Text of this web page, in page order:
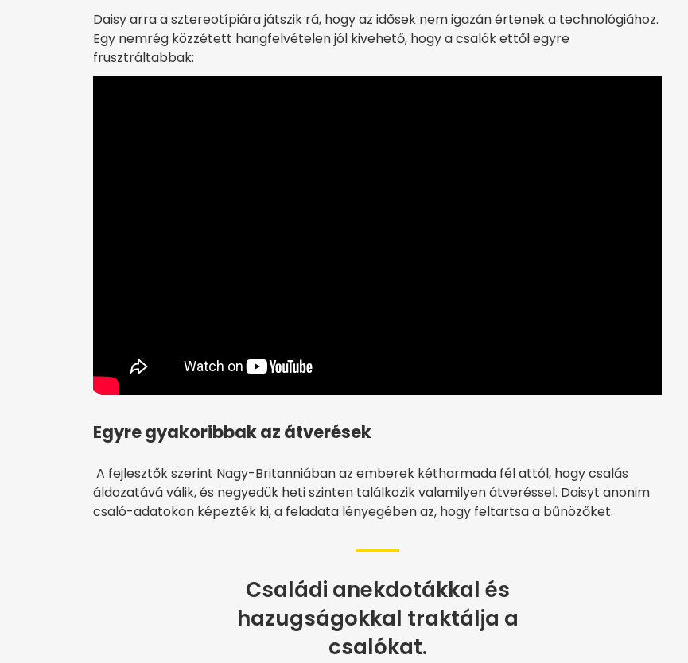
Daisy arra a sztereotípiára játszik rá, hogy az idősek nem igazán értenek a technológiához.
Egy nemrég közzétett hangfelvételen jól kivehető, hogy a csalók ettől egyre
frusztráltabbak:
Egyre gyakoribbak az átverések
A fejlesztők szerint Nagy-Britanniában az emberek kétharmada fél attól, hogy csalás
áldozatává válik, és negyedük heti szinten találkozik valamilyen átveréssel. Daisyt anonim
csaló-adatokon képezték ki, a feladata lényegében az, hogy feltartsa a bűnözőket.
Családi anekdotákkal és
hazugságokkal traktálja a
csalókat.